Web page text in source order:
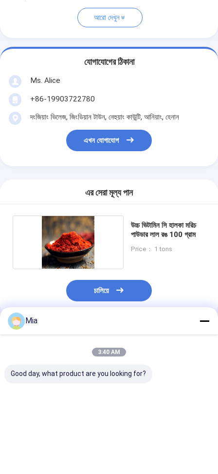
আরো দেখুন
যোগাযোগের ঠিকানা
Ms. Alice
+86-19903722780
দংজিয়াং ভিলেজ, জিংডিয়ান টাউন, নেহুয়াং কাউন্টি, আনিয়াং, হেনান
এখন যোগাযোগ
এর সেরা মূল্য পান
উচ্চ ভিটামিন সি হালকা মরিচ
পাউডার লাল রঙ 100 গ্রাম
Price： 1 tons
চালিয়ে
প্রস্তাবিত পণ্য
Mia
3:40 AM
Good day, what product are you looking for?